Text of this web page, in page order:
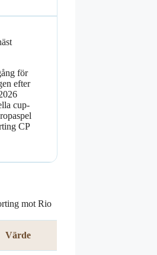
för
efter
cup-
CP
mot Rio
Värde